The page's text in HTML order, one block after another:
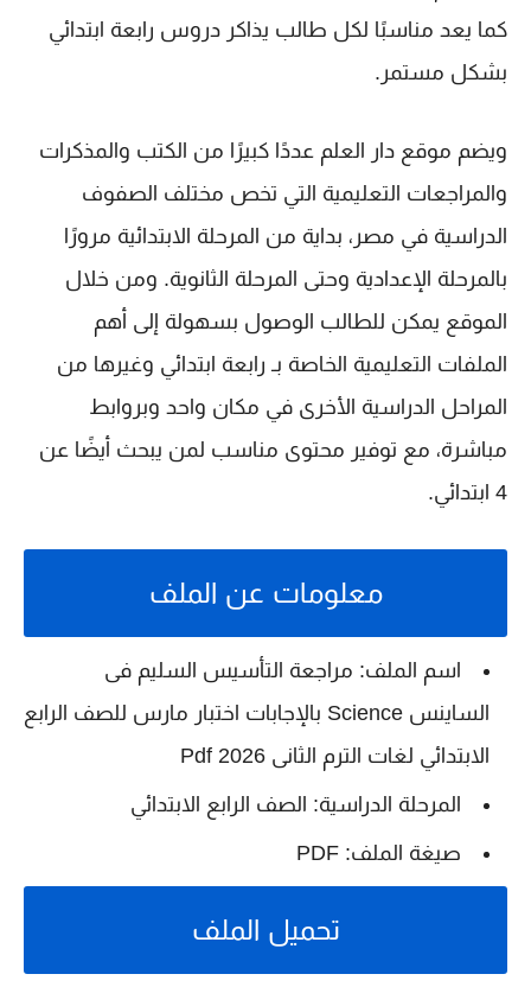
كما يعد مناسبًا لكل طالب يذاكر دروس رابعة ابتدائي
بشكل مستمر.
ويضم موقع دار العلم عددًا كبيرًا من الكتب والمذكرات
والمراجعات التعليمية التي تخص مختلف الصفوف
الدراسية في مصر، بداية من المرحلة الابتدائية مرورًا
بالمرحلة الإعدادية وحتى المرحلة الثانوية. ومن خلال
الموقع يمكن للطالب الوصول بسهولة إلى أهم
الملفات التعليمية الخاصة بـ رابعة ابتدائي وغيرها من
المراحل الدراسية الأخرى في مكان واحد وبروابط
مباشرة، مع توفير محتوى مناسب لمن يبحث أيضًا عن
4 ابتدائي
.
معلومات عن الملف
اسم الملف: مراجعة التأسيس السليم فى
الساينس Science بالإجابات اختبار مارس للصف الرابع
الابتدائي لغات الترم الثانى 2026 Pdf
المرحلة الدراسية: الصف الرابع الابتدائي
صيغة الملف: PDF
تحميل الملف